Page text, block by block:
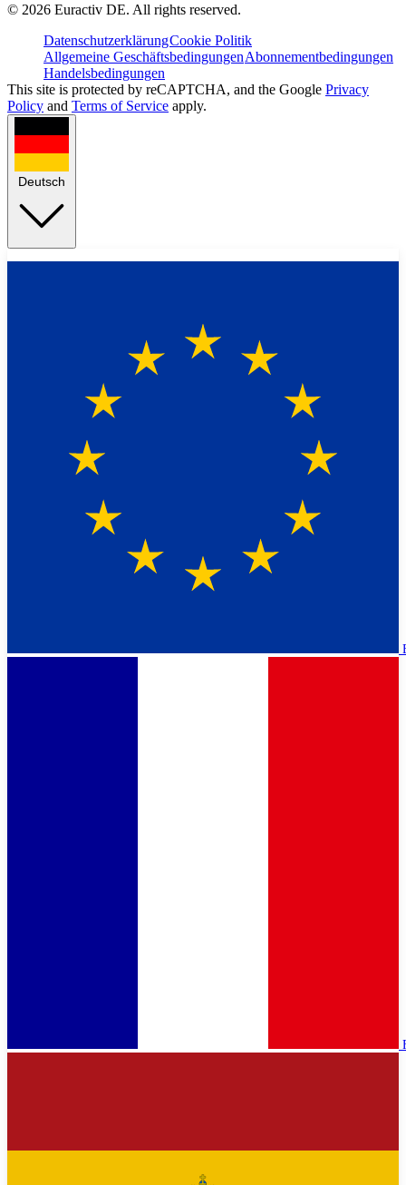
© 2026 Euractiv DE. All rights reserved.
DatenschutzerklärungCookie Politik
Allgemeine GeschäftsbedingungenAbonnementbedingungen
Handelsbedingungen
This site is protected by reCAPTCHA, and the Google Privacy
Policy and Terms of Service apply.
Deutsch